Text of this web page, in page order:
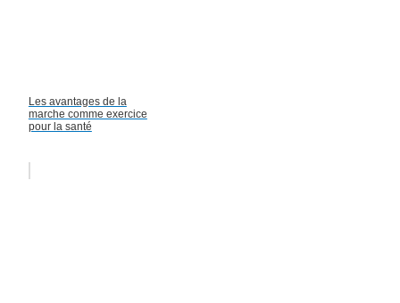
Les avantages de la
marche comme exercice
pour la santé